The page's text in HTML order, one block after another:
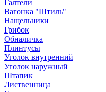
Галтели
Вагонка "Штиль"
Нащельники
Грибок
Обналичка
Плинтусы
Уголок внутренний
Уголок наружный
Штапик
Лиственница